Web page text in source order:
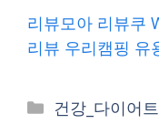
리뷰모아 리뷰쿠
리뷰 우리캠핑 유
Categories
건강_다이어트